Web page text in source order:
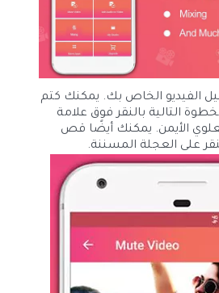
الفيديو الخاص بك. يمكنك كتم
التالية بالنقر فوق علامة
الأيمن. يمكنك أيضًا قص
على العجلة المسننة.